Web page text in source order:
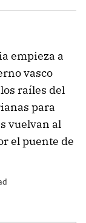
empieza a
vasco
raíles del
para
vuelvan al
el puente de